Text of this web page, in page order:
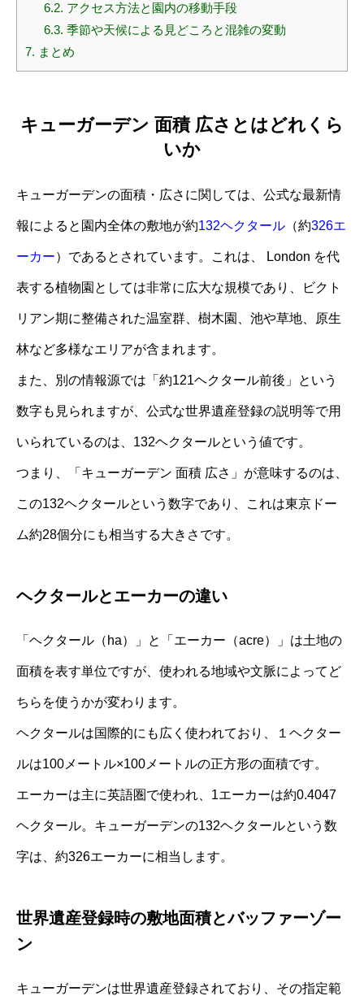
6.2. アクセス方法と園内の移動手段
6.3. 季節や天候による見どころと混雑の変動
7. まとめ
キューガーデン 面積 広さとはどれくら
いか
キューガーデンの面積・広さに関しては、公式な最新情
報によると園内全体の敷地が約132ヘクタール （約326エ
ーカー）であるとされています。これは、 London を代
表する植物園としては非常に広大な規模であり、ビクト
リアン期に整備された温室群、樹木園、池や草地、原生
林など多様なエリアが含まれます。
また、別の情報源では「約121ヘクタール前後」という
数字も見られますが、公式な世界遺産登録の説明等で用
いられているのは、132ヘクタールという値です。
つまり、「キューガーデン 面積 広さ」が意味するのは、
この132ヘクタールという数字であり、これは東京ドー
ム約28個分にも相当する大きさです。
ヘクタールとエーカーの違い
「ヘクタール（ha）」と「エーカー（acre）」は土地の
面積を表す単位ですが、使われる地域や文脈によってど
ちらを使うかが変わります。
ヘクタールは国際的にも広く使われており、１ヘクター
ルは100メートル×100メートルの正方形の面積です。
エーカーは主に英語圏で使われ、1エーカーは約0.4047
ヘクタール。キューガーデンの132ヘクタールという数
字は、約326エーカーに相当します。
世界遺産登録時の敷地面積とバッファーゾー
ン
キューガーデンは世界遺産登録されており、その指定範